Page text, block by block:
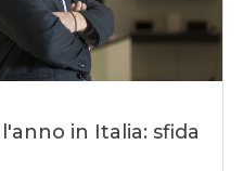
in Italia: sfida